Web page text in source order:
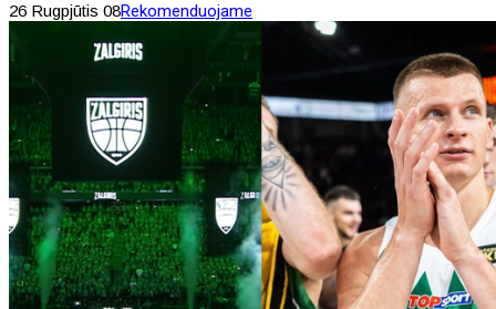
26 Rugpjūtis 08Rekomenduojame